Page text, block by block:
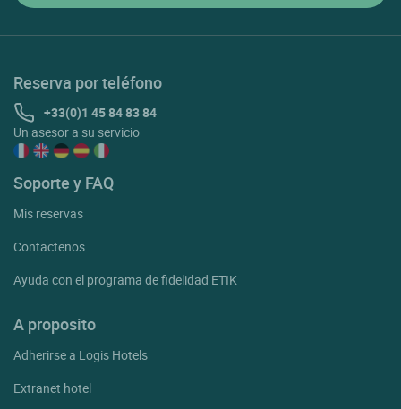
Reserva por teléfono
+33(0)1 45 84 83 84
Un asesor a su servicio
Soporte y FAQ
Mis reservas
Contactenos
Ayuda con el programa de fidelidad ETIK
A proposito
Adherirse a Logis Hotels
Extranet hotel